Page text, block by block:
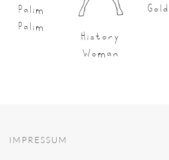
Palim
Palim
History
Woman
IMPRESSUM